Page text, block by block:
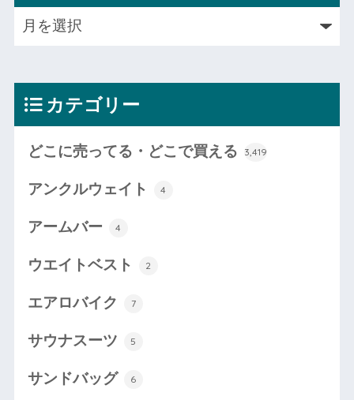
カテゴリー
どこに売ってる・どこで買える 3,419
アンクルウェイト 4
アームバー 4
ウエイトベスト 2
エアロバイク 7
サウナスーツ 5
サンドバッグ 6